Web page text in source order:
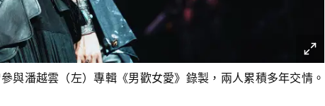
與潘越雲（左）專輯《男歡女愛》錄製，兩人累積多年交情。